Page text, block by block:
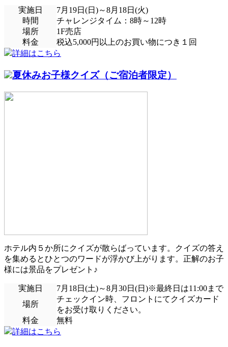
実施日
7月19日(日)～8月18日(火)
時間
チャレンジタイム：8時～12時
場所
1F売店
料金
税込5,000円以上のお買い物につき１回
詳細はこちら
夏休みお子様クイズ（ご宿泊者限定）
ホテル内５か所にクイズが散らばっています。クイズの答え
を集めるとひとつのワードが浮かび上がります。正解のお子
様には景品をプレゼント♪
実施日
7月18日(土)～8月30日(日)※最終日は11:00まで
場所
チェックイン時、フロントにてクイズカード
をお受け取りください。
料金
無料
詳細はこちら